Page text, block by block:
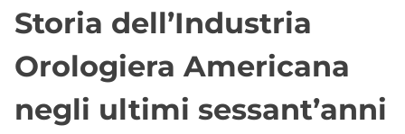
Storia dell’Industria
Orologiera Americana
negli ultimi sessant’anni